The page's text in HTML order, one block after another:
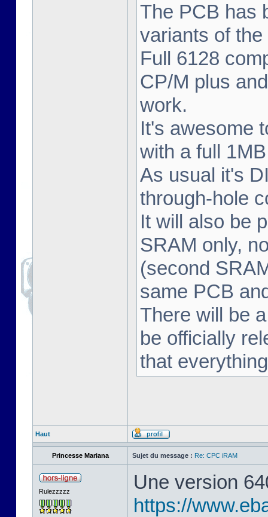
The PCB has
variants of
Full 6128
CP/M plus
work.
It's awesome
with a full
As usual it's
through-hole
It will also be
SRAM only,
(second
same PCB
There will be
be officially
that
Haut
Princesse Mariana Sujet du message : Re: CPC iRAM
Rulezzzzz
Une version
https://